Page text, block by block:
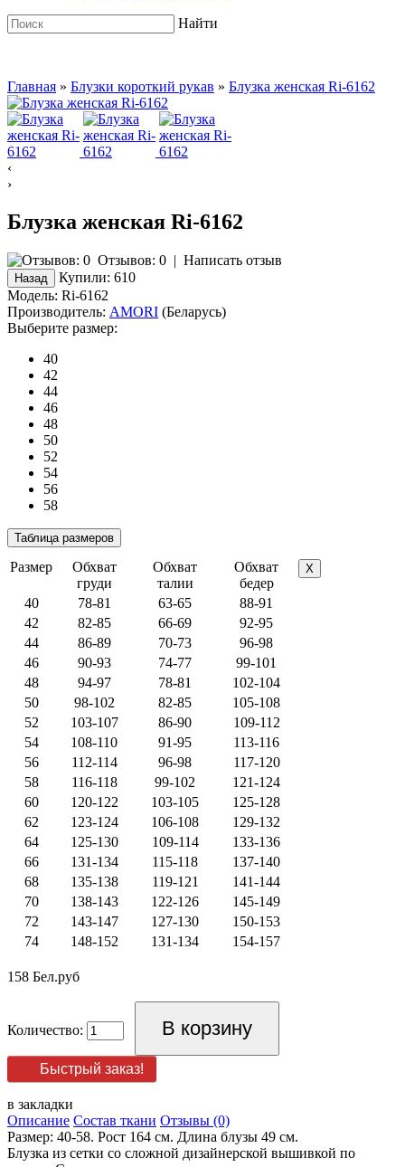
Найти
Главная » Блузки короткий рукав » Блузка женская Ri-6162
‹
›
Блузка женская Ri-6162
Отзывов: 0 | Написать отзыв
Купили: 610
Модель: Ri-6162
Производитель: AMORI (Беларусь)
Выберите размер:
40
42
44
46
48
50
52
54
56
58
Размер
Обхват
груди
Обхват
талии
Обхват
бедер
X
40 78-81 63-65
88-91
42
82-85 66-69
92-95
44
86-89 70-73
96-98
46
90-93 74-77
99-101
48
94-97 78-81
102-104
50
98-102 82-85
105-108
52
103-107 86-90
109-112
54
108-110 91-95
113-116
56
112-114 96-98
117-120
58
116-118 99-102
121-124
60
120-122 103-105
125-128
62
123-124 106-108
129-132
64
125-130 109-114
133-136
66
131-134 115-118
137-140
68
135-138 119-121
141-144
70
138-143 122-126
145-149
72
143-147 127-130
150-153
74
148-152 131-134 154-157
158 Бел.руб
Количество:
Быстрый заказ!
в закладки
Описание Состав ткани Отзывы (0)
Размер: 40-58. Рост 164 см. Длина блузы 49 см.
Блузка из сетки со сложной дизайнерской вышивкой по